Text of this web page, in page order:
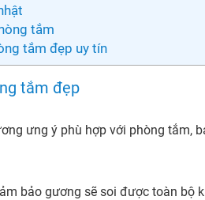
tắm
tắm đẹp uy tín
tắm đẹp
ưng ý phù hợp với phòng tắm,
bảo gương sẽ soi được toàn bộ